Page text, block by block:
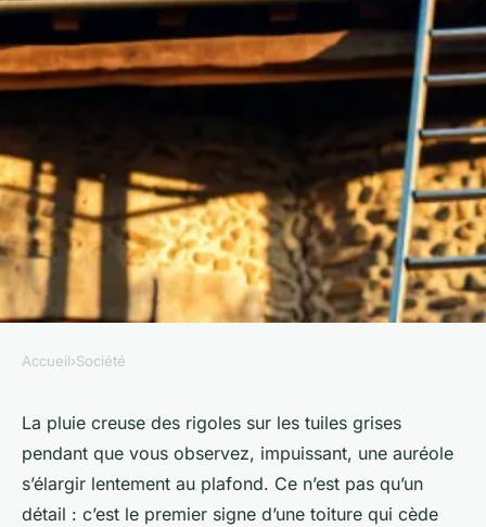
Guide complet pour réussir la
rénovation de toiture à Pont-
à-Mousson
Accueil›Société
La pluie creuse des rigoles sur les tuiles grises
pendant que vous observez, impuissant, une auréole
s’élargir lentement au plafond. Ce n’est pas qu’un
détail : c’est le premier signe d’une toiture qui cède